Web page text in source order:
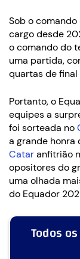
Sob o
cargo desde
o comando do
uma partida,
quartas de
Portanto, o
equipes a
foi sorteada no
a grande honra
Cataranfitrião
opositores do
uma olhada
do Equador
Todos